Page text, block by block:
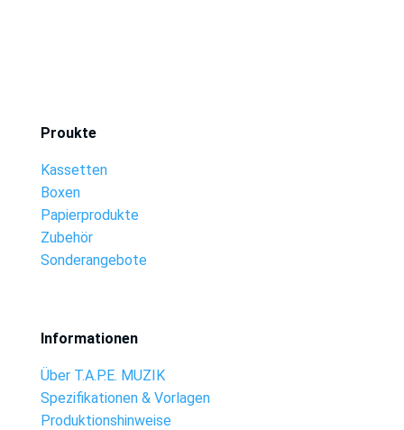
Proukte
Kassetten
Boxen
Papierprodukte
Zubehör
Sonderangebote
Informationen
Über T.A.P.E. MUZIK
Spezifikationen & Vorlagen
Produktionshinweise